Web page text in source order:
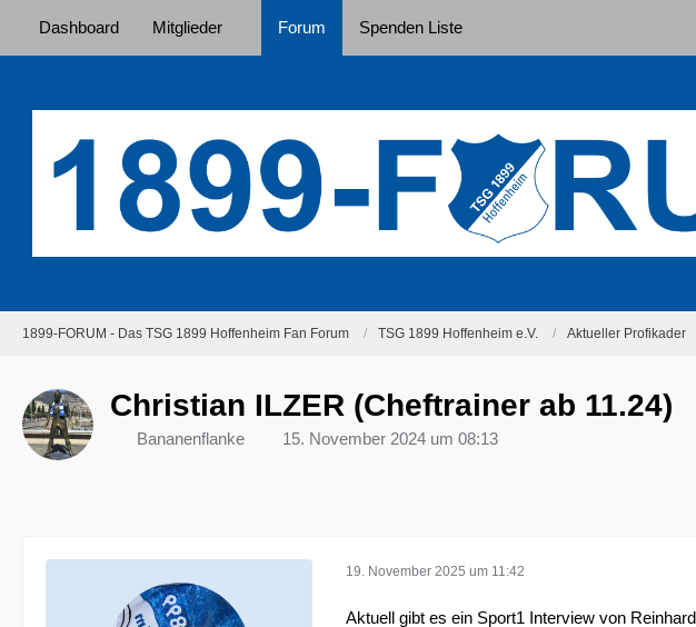
Dashboard Mitglieder Forum Spenden Liste
1899-FORUM - Das TSG 1899 Hoffenheim Fan Forum TSG 1899 Hoffenheim e.V. Aktueller Profikader
Christian ILZER (Cheftrainer ab 11.24)
Bananenflanke 15. November 2024 um 08:13
19. November 2025 um 11:42
Aktuell gibt es ein Sport1 Interview von